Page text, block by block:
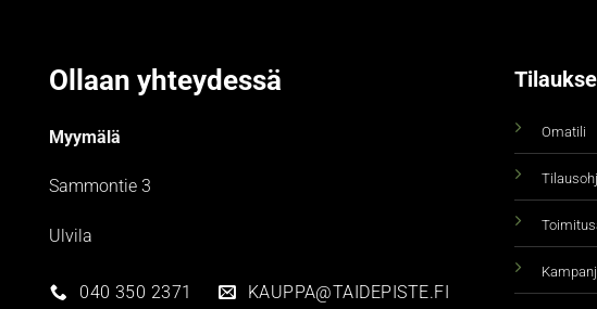
Ollaan yhteydessä
Myymälä
Sammontie 3
Ulvila
040 350 2371 KAUPPA@TAIDEPISTE.FI
Omatili